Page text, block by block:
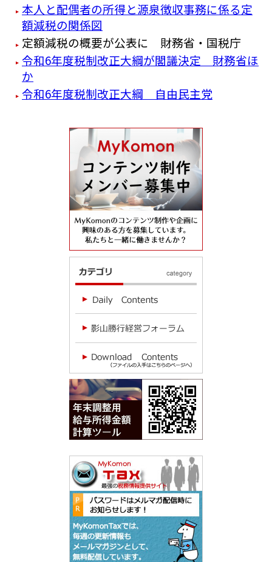
本人と配偶者の所得と源泉徴収事務に係る定
額減税の関係図
定額減税の概要が公表に 財務省・国税庁
令和6年度税制改正大綱が閣議決定 財務省ほ
か
令和6年度税制改正大綱 自由民主党